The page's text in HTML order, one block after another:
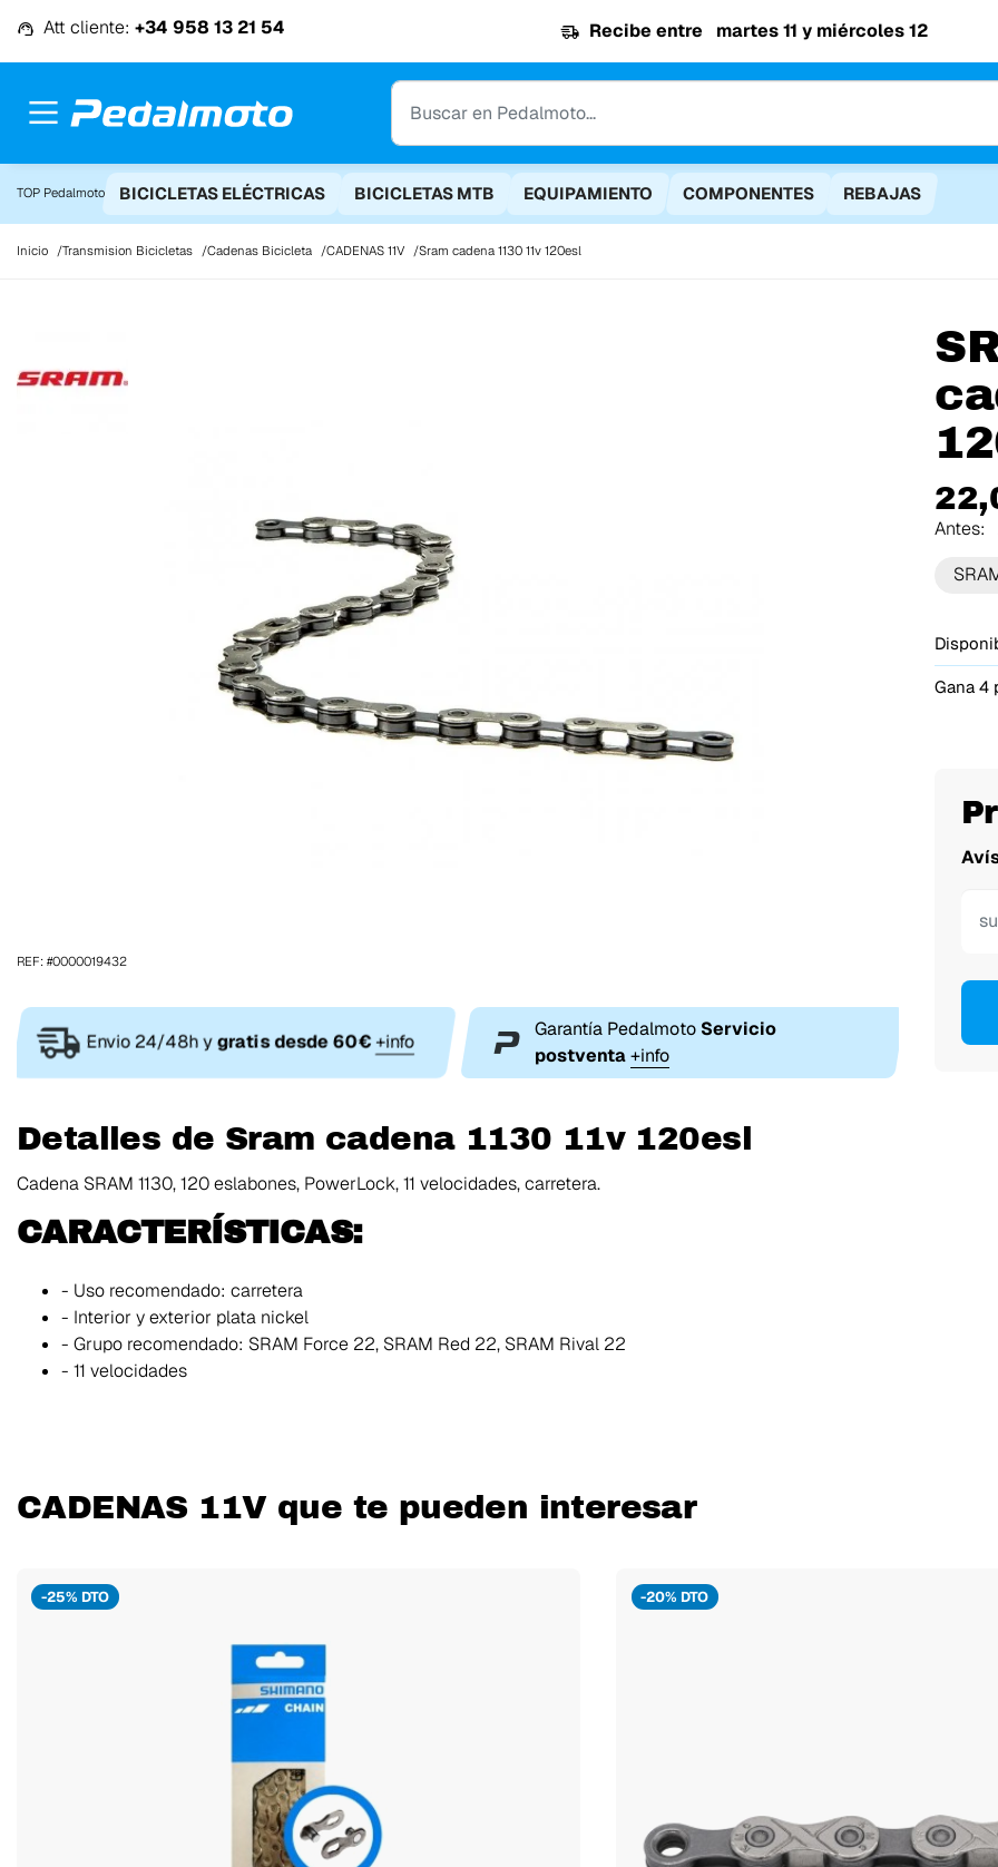
Att cliente: +34 958 13 21 54 Recibe entre martes 11 y miércoles 12
TOP Pedalmoto BICICLETAS ELÉCTRICAS BICICLETAS MTB EQUIPAMIENTO COMPONENTES REBAJAS
Inicio Transmision Bicicletas Cadenas Bicicleta CADENAS 11V Sram cadena 1130 11v 120esl
Antes:
Gana 4
REF: #0000019432
Envio 24/48h ygratis desde 60€ +info
Garantía Pedalmoto Servicio
postventa +info
Detalles de Sram cadena 1130 11v 120esl
Cadena SRAM 1130, 120 eslabones, PowerLock, 11 velocidades, carretera.
CARACTERÍSTICAS:
- Uso recomendado: carretera
- Interior y exterior plata nickel
- Grupo recomendado: SRAM Force 22, SRAM Red 22, SRAM Rival 22
- 11 velocidades
CADENAS 11V que te pueden interesar
-25% DTO -20% DTO